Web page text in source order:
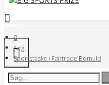
Søg
Sportstaske i Fairtrade Bomuld